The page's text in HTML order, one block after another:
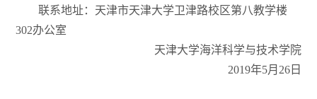
联系地址：天津市天津大学卫津路校区第八教学楼
302办公室
天津大学海洋科学与技术学院
2019年5月26日